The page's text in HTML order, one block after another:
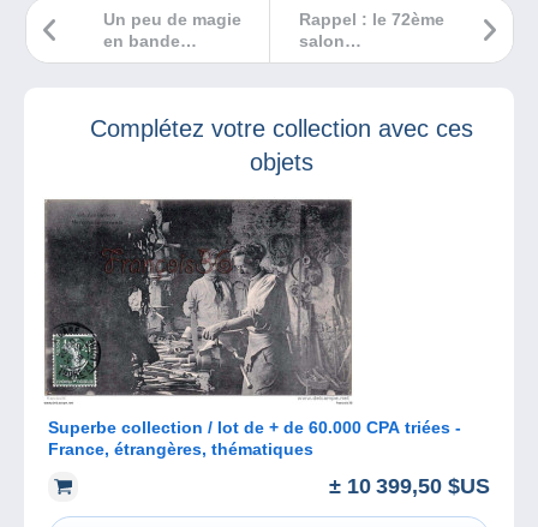
Rappel : le 72ème
salon
numismatique de
Un peu de magie
en bande
dessinée ?
Complétez votre collection avec ces
objets
Superbe collection / lot de + de 60.000 CPA triées -
France, étrangères, thématiques
± 10 399,50 $US